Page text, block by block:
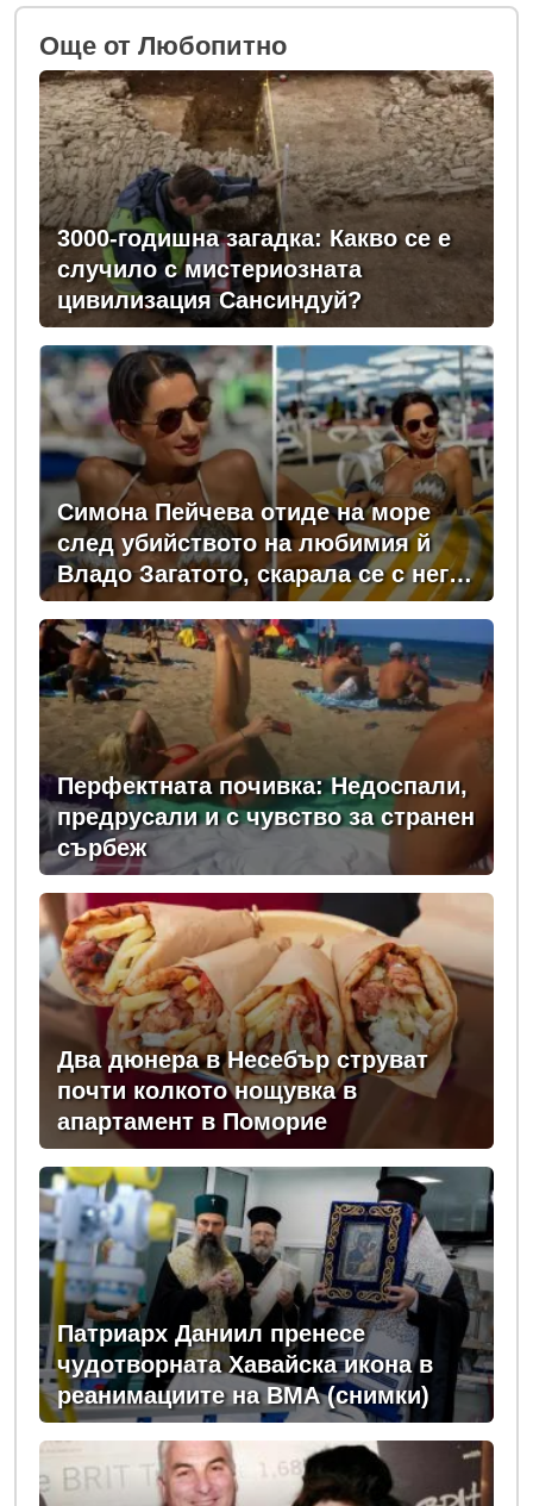
Oще от Любопитно
3000-годишна загадка: Какво се е
случило с мистериозната
цивилизация Сансиндуй?
Симона Пейчева отиде на море
след убийството на любимия й
Владо Загатото, скарала се с него
за пари
Перфектната почивка: Недоспали,
предрусали и с чувство за странен
сърбеж
Два дюнера в Несебър струват
почти колкото нощувка в
апартамент в Поморие
Патриарх Даниил пренесе
чудотворната Хавайска икона в
реанимациите на ВМА (снимки)